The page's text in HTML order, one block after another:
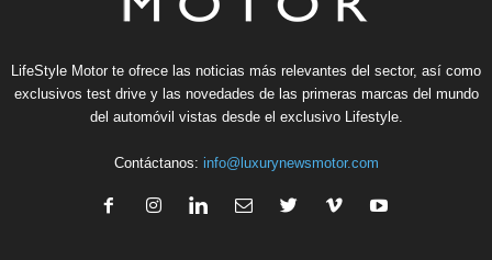
LifeStyle Motor te ofrece las noticias más relevantes del sector, así como
exclusivos test drive y las novedades de las primeras marcas del mundo
del automóvil vistas desde el exclusivo Lifestyle.
Contáctanos: info@luxurynewsmotor.com